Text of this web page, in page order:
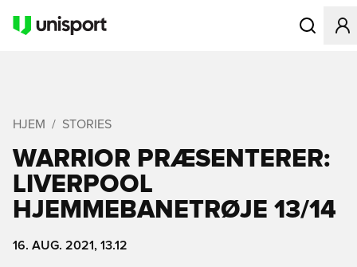
Åbner en
HJEM STORIES
WARRIOR PRÆSENTERER:
LIVERPOOL
HJEMMEBANETRØJE 13/14
16. AUG. 2021, 13.12